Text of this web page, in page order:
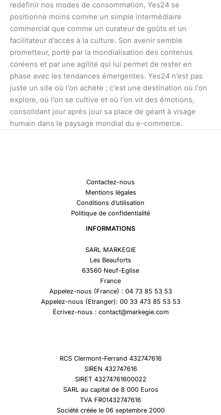
redéfinir nos modes de consommation, Yes24 se
positionne moins comme un simple intermédiaire
commercial que comme un curateur de goûts et un
facilitateur d’accès à la culture. Son avenir semble
prometteur, porté par la mondialisation des contenus
coréens et par une agilité qui lui permet de rester en
phase avec les tendances émergentes. Yes24 n’est pas
juste un site où l’on achète ; c’est une destination où l’on
explore, où l’on se cultive et où l’on vit des émotions,
consolidant jour après jour sa place de géant à visage
humain dans le paysage mondial du e-commerce.
Contactez-nous
Mentions légales
Conditions d’utilisation
Politique de confidentialité
INFORMATIONS
SARL MARKEGIE
Les Beauforts
63560 Neuf-Eglise
France
Appelez-nous (France) : 04 73 85 53 53
Appelez-nous (Etranger): 00 33 473 85 53 53
Écrivez-nous : contact@markegie.com
RCS Clermont-Ferrand 432747616
SIREN 432747616
SIRET 43274761600022
SARL au capital de 8 000 Euros
TVA FR01432747616
Société créée le 06 septembre 2000